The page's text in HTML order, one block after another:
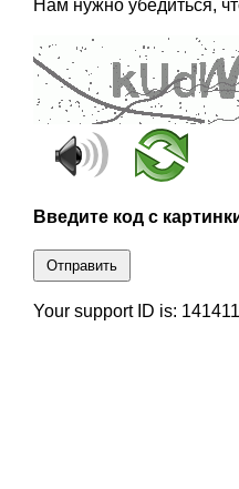
Нам нужно убедиться,
Введите код с
Отправить
Your support ID is: